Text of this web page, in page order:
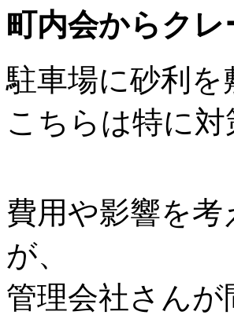
町内会からクレ
駐車場に砂利
こちらは特に
費用や影響を
が、
管理会社さん